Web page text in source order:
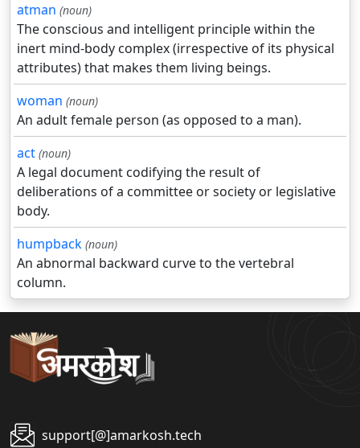
atman (noun)
The conscious and intelligent principle within the
inert mind-body complex (irrespective of its physical
attributes) that makes them living beings.
woman (noun)
An adult female person (as opposed to a man).
act (noun)
A legal document codifying the result of
deliberations of a committee or society or legislative
body.
humpback (noun)
An abnormal backward curve to the vertebral
column.
support[@]amarkosh.tech